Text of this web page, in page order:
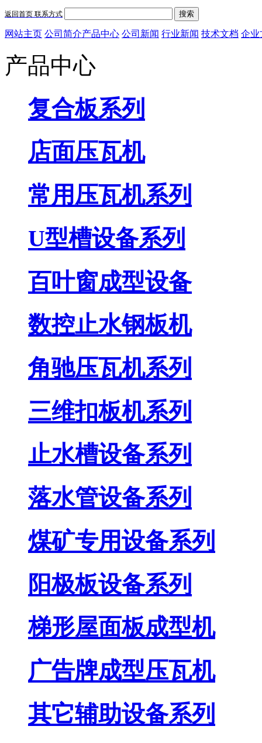
返回首页 联系方式 搜索
网站主页 公司简介产品中心 公司新闻 行业新闻 技术文档 企业
产品中心
复合板系列
店面压瓦机
常用压瓦机系列
U型槽设备系列
百叶窗成型设备
数控止水钢板机
角驰压瓦机系列
三维扣板机系列
止水槽设备系列
落水管设备系列
煤矿专用设备系列
阳极板设备系列
梯形屋面板成型机
广告牌成型压瓦机
其它辅助设备系列